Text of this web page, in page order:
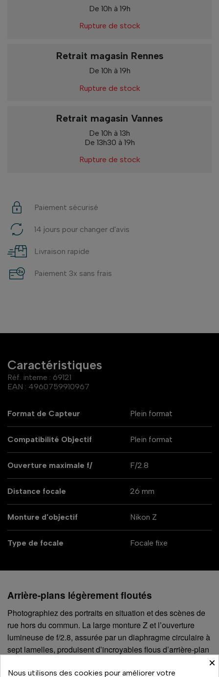
De 10h à 19h
Rupture de stock
Retrait magasin Rennes
De 10h à 19h
Rupture de stock
Retrait magasin Vannes
De 10h à 13h
De 13h30 à 19h
Rupture de stock
Paiement sécurisé
14 jours pour changer d'avis
Livraison rapide
Paiement 3x sans frais
Caractéristiques
Réf. interne : 69121
EAN : 4960759910967
Format de Capteur Plein format
Compatibilité Objectif Plein format
Ouverture maximale f/ F/2.8
Distance focale 26 mm
Monture d'objectif Nikon Z
Type de focale Focale fixe
Arrière-plans légèrement floutés
Photographiez des portraits en situation et des scènes de
rue hors du commun. La large monture Z et lʼouverture
lumineuse de f/2.8, assurée par un diaphragme circulaire à
sept lamelles, produisent dʼincroyables flous d’arrière-plan
précise sur votre sujet tout en floutant joliment lʼarrière-
×
Nous utilisons des cookies pour améliorer votre